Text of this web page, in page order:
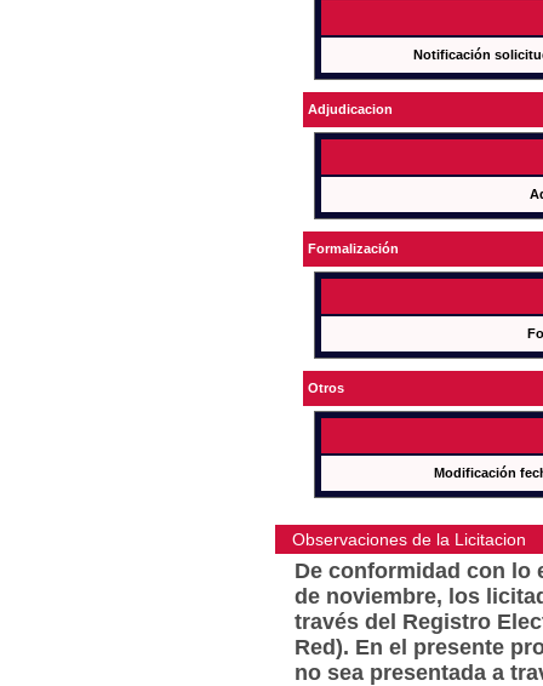
Notificación
Adjudicacion
Formalización
Otros
Modificación
Observaciones de la Licitacion
De conformidad con lo
de noviembre, los
través del Registro
Red). En el presente
no sea presentada a